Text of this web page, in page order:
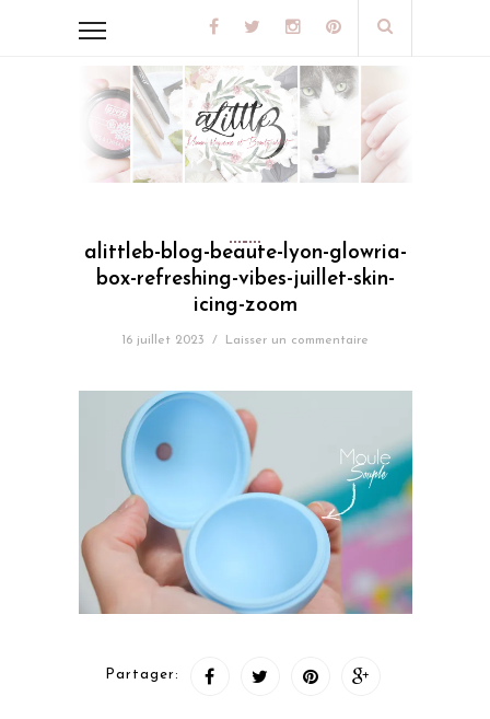
alittleb-blog-beaute-lyon-glowria-
box-refreshing-vibes-juillet-skin-
icing-zoom
16 juillet 2023 / Laisser un commentaire
Partager: